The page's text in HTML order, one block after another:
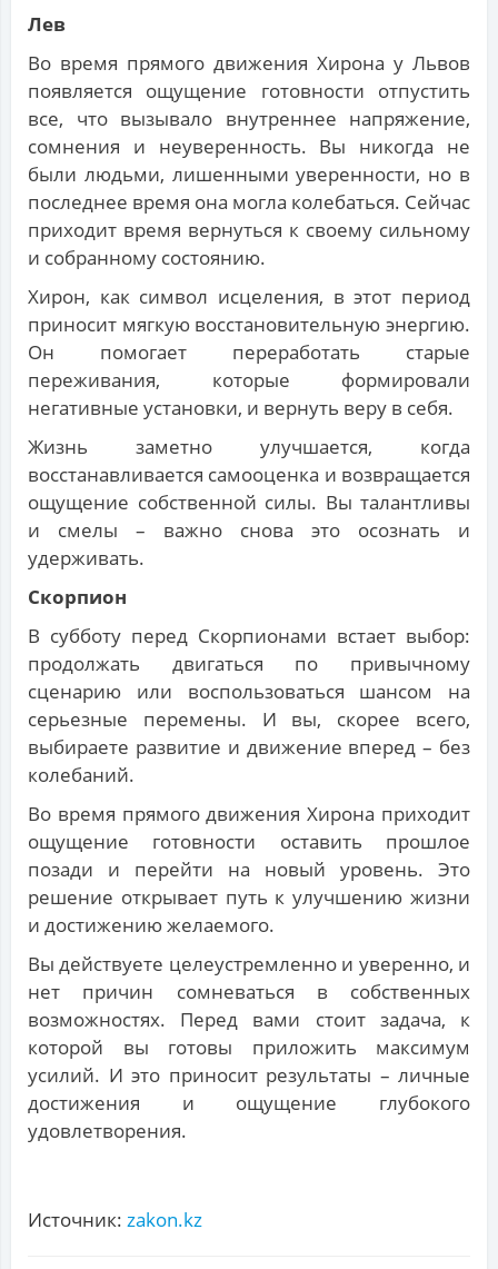
Лев
Во время прямого движения Хирона у Львов
появляется ощущение готовности отпустить
все, что вызывало внутреннее напряжение,
сомнения и неуверенность. Вы никогда не
были людьми, лишенными уверенности, но в
последнее время она могла колебаться. Сейчас
приходит время вернуться к своему сильному
и собранному состоянию.
Хирон, как символ исцеления, в этот период
приносит мягкую восстановительную энергию.
Он помогает переработать старые
переживания, которые формировали
негативные установки, и вернуть веру в себя.
Жизнь заметно улучшается, когда
восстанавливается самооценка и возвращается
ощущение собственной силы. Вы талантливы
и смелы – важно снова это осознать и
удерживать.
Скорпион
В субботу перед Скорпионами встает выбор:
продолжать двигаться по привычному
сценарию или воспользоваться шансом на
серьезные перемены. И вы, скорее всего,
выбираете развитие и движение вперед – без
колебаний.
Во время прямого движения Хирона приходит
ощущение готовности оставить прошлое
позади и перейти на новый уровень. Это
решение открывает путь к улучшению жизни
и достижению желаемого.
Вы действуете целеустремленно и уверенно, и
нет причин сомневаться в собственных
возможностях. Перед вами стоит задача, к
которой вы готовы приложить максимум
усилий. И это приносит результаты – личные
достижения и ощущение глубокого
удовлетворения.
Источник: zakon.kz